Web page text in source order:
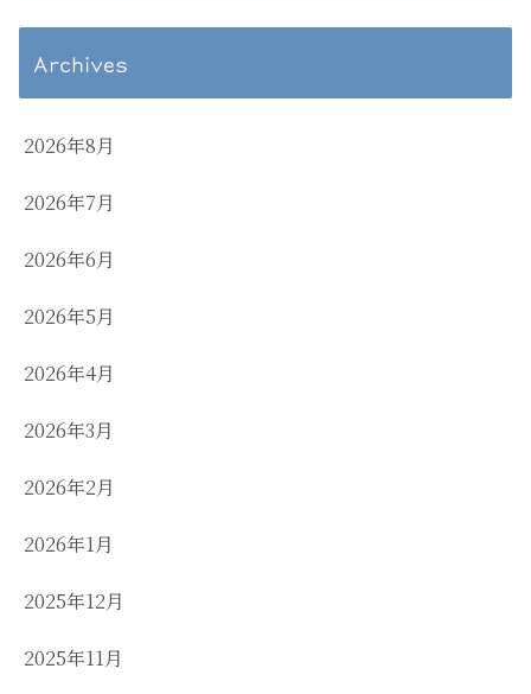
Archives
2026年8月
2026年7月
2026年6月
2026年5月
2026年4月
2026年3月
2026年2月
2026年1月
2025年12月
2025年11月